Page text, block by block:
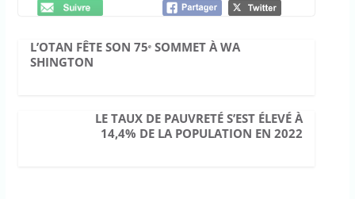
L’OTAN FÊTE SON 75ᵉ SOMMET À WA
SHINGTON
LE TAUX DE PAUVRETÉ S’EST ÉLEVÉ À
14,4% DE LA POPULATION EN 2022